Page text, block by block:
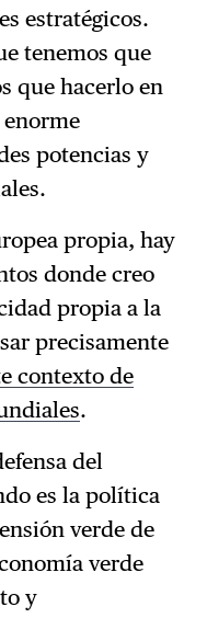
estratégicos.
tenemos que
que hacerlo en
potencias y
propia, hay
donde creo
propia a la
precisamente
contexto de
.
del
es la política
verde de
verde
y